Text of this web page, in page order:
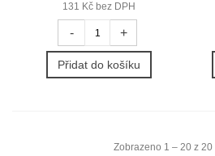
131 Kč bez DPH
- +
Přidat do košíku
Zobrazeno 1 – 20 z